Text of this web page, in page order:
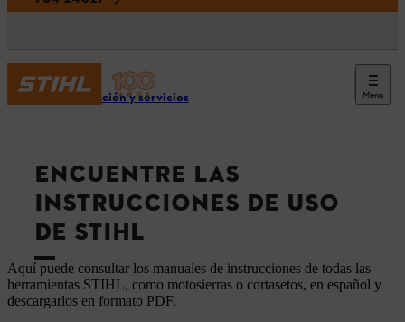
Menu
Información y servicios
ENCUENTRE LAS
INSTRUCCIONES DE USO
DE STIHL
Aquí puede consultar los manuales de instrucciones de todas las
herramientas STIHL, como motosierras o cortasetos, en español y
descargarlos en formato PDF.